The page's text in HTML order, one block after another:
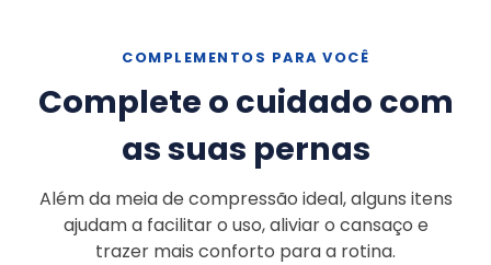
COMPLEMENTOS PARA VOCÊ
Complete o cuidado com
as suas pernas
Além da meia de compressão ideal, alguns itens
ajudam a facilitar o uso, aliviar o cansaço e
trazer mais conforto para a rotina.